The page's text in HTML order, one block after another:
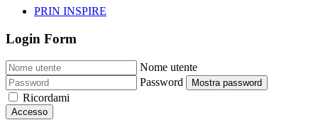
PRIN INSPIRE
Login Form
Nome utente
Password
Mostra password
Ricordami
Accesso